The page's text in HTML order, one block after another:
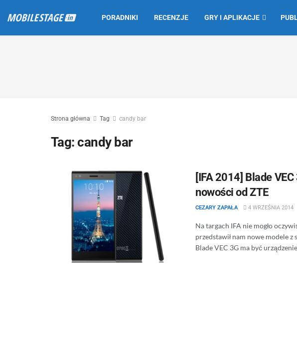
PORADNIKI RECENZJE GRY I APLIKACJE
Strona główna Tag candy bar
Tag:candy bar
[IFA 2014] Blade
nowości od ZTE
CEZARY ZAPAŁA 4 WRZEŚNIA 2014
Na targach IFA nie mogło
przedstawił nam nowe modele z
Blade VEC 3G ma być